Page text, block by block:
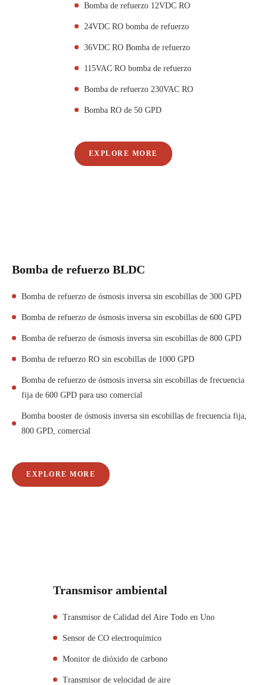
Bomba de refuerzo 12VDC RO
24VDC RO bomba de refuerzo
36VDC RO Bomba de refuerzo
115VAC RO bomba de refuerzo
Bomba de refuerzo 230VAC RO
Bomba RO de 50 GPD
EXPLORE MORE
Bomba de refuerzo BLDC
Bomba de refuerzo de ósmosis inversa sin escobillas de 300 GPD
Bomba de refuerzo de ósmosis inversa sin escobillas de 600 GPD
Bomba de refuerzo de ósmosis inversa sin escobillas de 800 GPD
Bomba de refuerzo RO sin escobillas de 1000 GPD
Bomba de refuerzo de ósmosis inversa sin escobillas de frecuencia
fija de 600 GPD para uso comercial
Bomba booster de ósmosis inversa sin escobillas de frecuencia fija,
800 GPD, comercial
EXPLORE MORE
Transmisor ambiental
Transmisor de Calidad del Aire Todo en Uno
Sensor de CO electroquímico
Monitor de dióxido de carbono
Transmisor de velocidad de aire